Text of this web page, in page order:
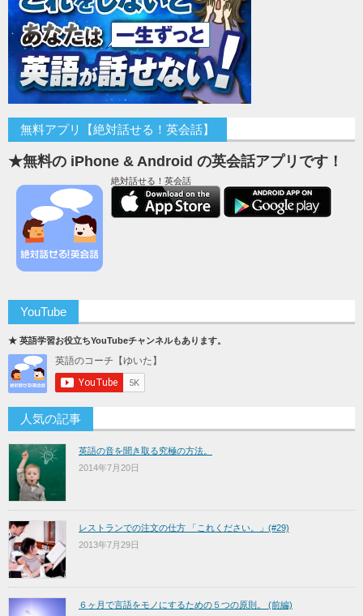
無料アプリ【絶対話せる！英会話】
★無料の iPhone & Android の英会話アプリです！
絶対話せる！英会話
YouTube
★ 英語学習お役立ちYouTubeチャンネルもあります。
人気の記事
英語の音を聞き取る究極の方法。
2014年7月20日
レストランでの注文の仕方 「これください。」(#29)
2013年7月29日
６ヶ月で言語をモノにするための５つの原則。 (前編)